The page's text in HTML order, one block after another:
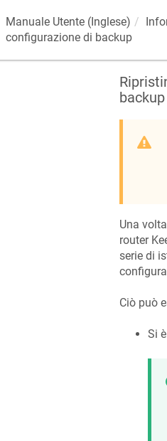
Manuale Utente (Inglese)
configurazione di backup
backup
Una
router
serie di
Ciò può
Si